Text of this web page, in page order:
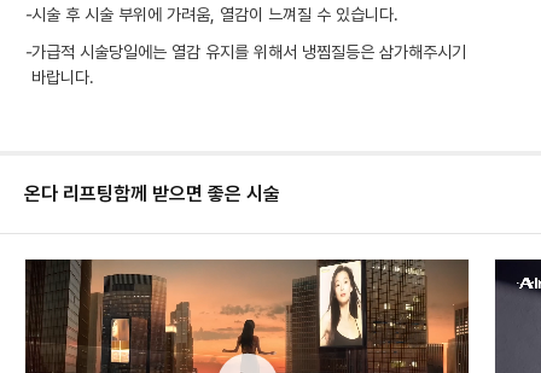
-시술 후 시술 부위에 가려움, 열감이 느껴질 수 있습니다.
-가급적 시술당일에는 열감 유지를 위해서 냉찜질등은 삼가해주시기
바랍니다.
온다 리프팅함께 받으면 좋은 시술